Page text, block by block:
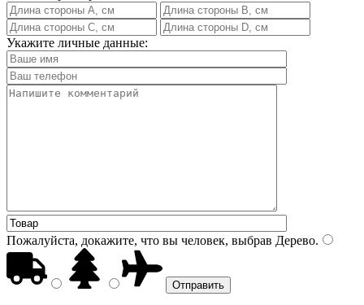
Укажите личные данные:
Пожалуйста, докажите, что вы человек, выбрав Дерево.